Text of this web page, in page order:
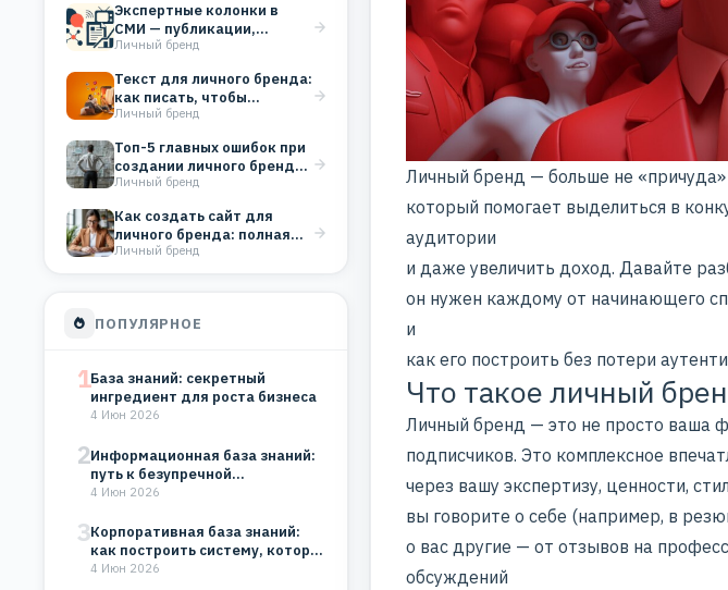
Экспертные колонки в
СМИ — публикации,
которые строят
Личный бренд
Текст для личного бренда:
как писать, чтобы
вовлекать аудиторию
Личный бренд
Топ-5 главных ошибок при
создании личного бренда
(и как их…
Личный бренд
Как создать сайт для
личного бренда: полная
инструкция для старта
Личный бренд
ПОПУЛЯРНОЕ
1База знаний: секретный
ингредиент для роста бизнеса
4 Июн 2026
2Информационная база знаний:
путь к безупречной
организации
4 Июн 2026
3Корпоративная база знаний:
как построить систему, которая
будет работать на…
4 Июн 2026
Личный бренд — больше не «причуда»
который помогает выделиться в
аудитории
и даже увеличить доход. Давайте
он нужен каждому от начинающего
и
как его построить без потери
Что такое личный
Личный бренд — это не просто ваша
подписчиков. Это комплексное
через вашу экспертизу, ценности,
вы говорите о себе (например, в
о вас другие — от отзывов на
обсуждений